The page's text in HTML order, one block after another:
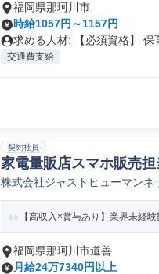
福岡県那珂川市
時給1057円～1157円
求める人材: 【必須資格】 保
交通費支給
契約社員
家電量販店スマホ販売
株式会社ジャストヒューマンネ
【高収入×賞与あり】業界未経験
福岡県那珂川市道善
月給24万7340円以上